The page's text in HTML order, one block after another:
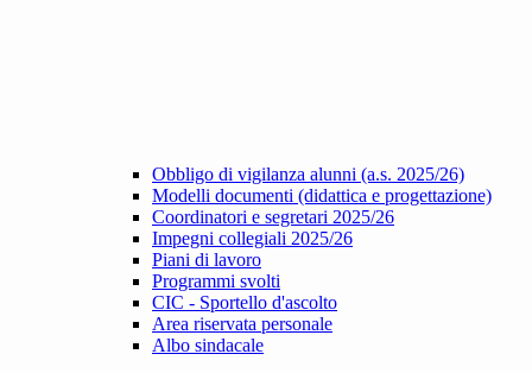
Obbligo di vigilanza alunni (a.s. 2025/26)
Modelli documenti (didattica e progettazione)
Coordinatori e segretari 2025/26
Impegni collegiali 2025/26
Piani di lavoro
Programmi svolti
CIC - Sportello d'ascolto
Area riservata personale
Albo sindacale